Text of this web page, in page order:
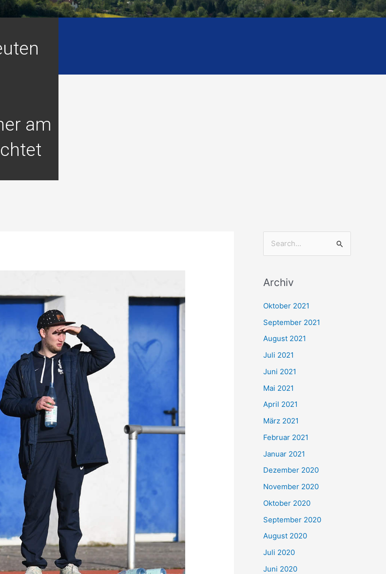
am
h
e
n
h
:
Archiv
Oktober 2021
September 2021
August 2021
Juli 2021
Juni 2021
Mai 2021
April 2021
März 2021
Februar 2021
Januar 2021
Dezember 2020
November 2020
Oktober 2020
September 2020
August 2020
Juli 2020
Juni 2020